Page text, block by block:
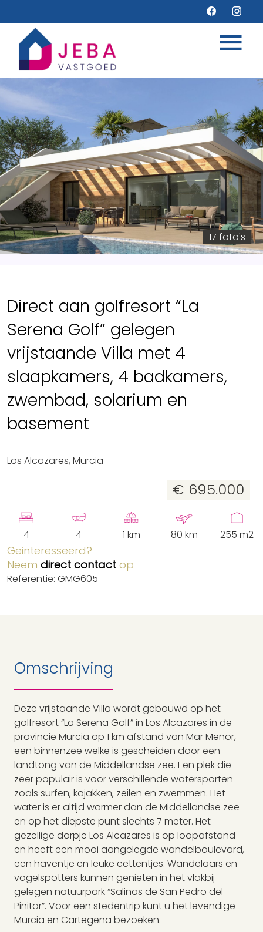
17 foto's
Direct aan golfresort “La
Serena Golf” gelegen
vrijstaande Villa met 4
slaapkamers, 4 badkamers,
zwembad, solarium en
basement
Los Alcazares, Murcia
€ 695.000
4 4 1 km 80 km 255 m2
Geinteresseerd?
Neem direct contact op
Referentie: GMG605
Omschrijving
Deze vrijstaande Villa wordt gebouwd op het
golfresort “La Serena Golf” in Los Alcazares in de
provincie Murcia op 1 km afstand van Mar Menor,
een binnenzee welke is gescheiden door een
landtong van de Middellandse zee. Een plek die
zeer populair is voor verschillende watersporten
zoals surfen, kajakken, zeilen en zwemmen. Het
water is er altijd warmer dan de Middellandse zee
en op het diepste punt slechts 7 meter. Het
gezellige dorpje Los Alcazares is op loopafstand
en heeft een mooi aangelegde wandelboulevard,
een haventje en leuke eettentjes. Wandelaars en
vogelspotters kunnen genieten in het vlakbij
gelegen natuurpark “Salinas de San Pedro del
Pinitar”. Voor een stedentrip kunt u het levendige
Murcia en Cartegena bezoeken.